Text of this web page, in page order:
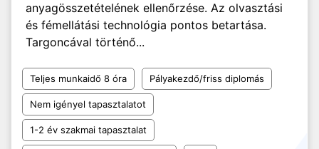
anyagösszetételének ellenőrzése. Az olvasztási
és fémellátási technológia pontos betartása.
Targoncával történő...
Teljes munkaidő 8 óra Pályakezdő/friss diplomás
Nem igényel tapasztalatot
1-2 év szakmai tapasztalat